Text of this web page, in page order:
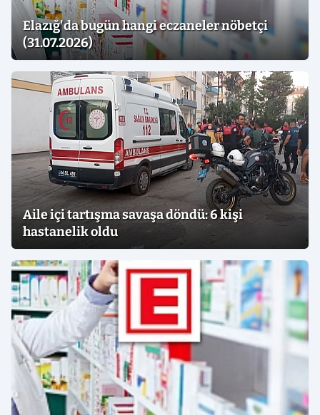
Elazığ'da bugün hangi eczaneler nöbetçi
(31.07.2026)
Aile içi tartışma savaşa döndü: 6 kişi
hastanelik oldu